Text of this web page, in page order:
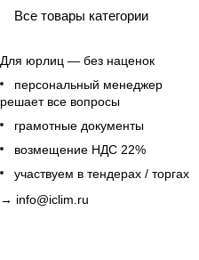
Все товары категории
Для юрлиц — без наценок
персональный менеджер
решает все вопросы
грамотные документы
возмещение НДС 22%
участвуем в тендерах / торгах
→ info@iclim.ru